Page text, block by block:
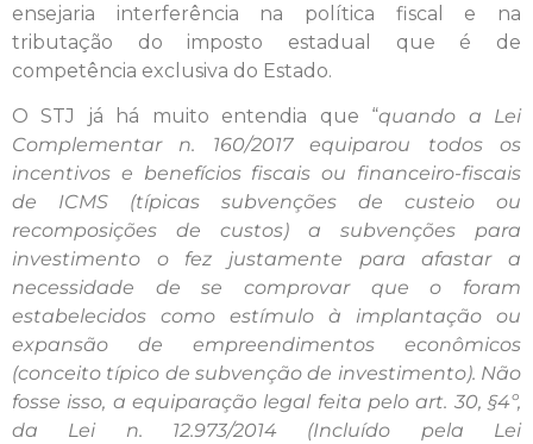
ensejaria interferência na política fiscal e na
tributação do imposto estadual que é de
competência exclusiva do Estado.
O STJ já há muito entendia que “quando a Lei
Complementar n. 160/2017 equiparou todos os
incentivos e benefícios fiscais ou financeiro-fiscais
de ICMS (típicas subvenções de custeio ou
recomposições de custos) a subvenções para
investimento o fez justamente para afastar a
necessidade de se comprovar que o foram
estabelecidos como estímulo à implantação ou
expansão de empreendimentos econômicos
(conceito típico de subvenção de investimento). Não
fosse isso, a equiparação legal feita pelo art. 30, §4º,
da Lei n. 12.973/2014 (Incluído pela Lei